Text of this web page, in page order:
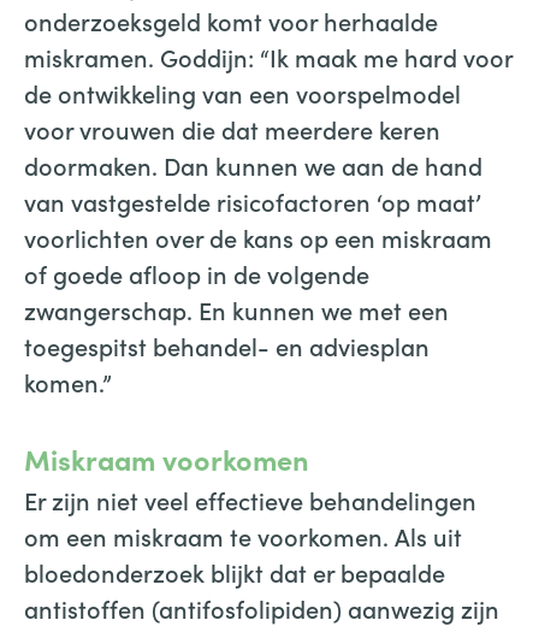
onderzoeksgeld komt voor herhaalde
miskramen. Goddijn: “Ik maak me hard voor
de ontwikkeling van een voorspelmodel
voor vrouwen die dat meerdere keren
doormaken. Dan kunnen we aan de hand
van vastgestelde risicofactoren ‘op maat’
voorlichten over de kans op een miskraam
of goede afloop in de volgende
zwangerschap. En kunnen we met een
toegespitst behandel- en adviesplan
komen.”
Miskraam voorkomen
Er zijn niet veel effectieve behandelingen
om een miskraam te voorkomen. Als uit
bloedonderzoek blijkt dat er bepaalde
antistoffen (antifosfolipiden) aanwezig zijn